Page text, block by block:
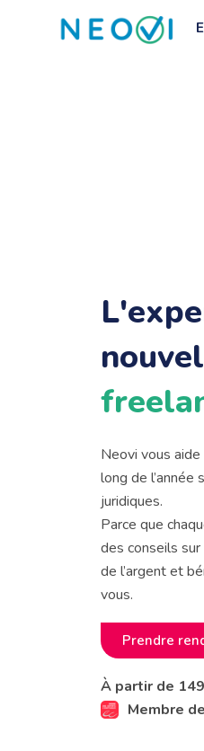
Neovi vous
long de
juridiques.
Parce que
des conseils
de l’argent et
vous.
Prendre
À partir de
Membre